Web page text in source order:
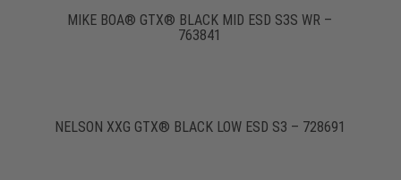
MIKE BOA® GTX® BLACK MID ESD S3S WR –
763841
NELSON XXG GTX® BLACK LOW ESD S3 – 728691